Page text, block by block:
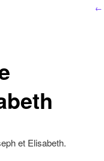
←
et Elisabeth.